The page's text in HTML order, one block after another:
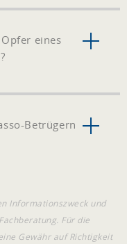
eines
Betrügern
Informationszweck und
Für die
Gewähr auf Richtigkeit